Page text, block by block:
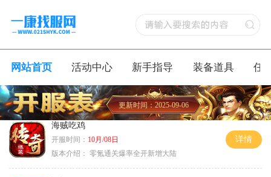
网站首页 活动中心 新手指导 装备道具 任
更新时间：2025-09-06
海贼吃鸡
开服时间： 10月/08日
版本介绍： 零氪通关爆率全开新增大陆
详情